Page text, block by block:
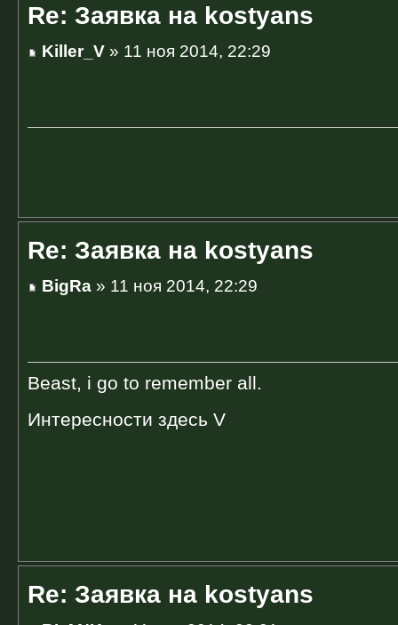
Re: Заявка на kostyans
Killer_V » 11 ноя 2014, 22:29
Re: Заявка на kostyans
BigRa » 11 ноя 2014, 22:29
Beast, i go to remember all.
Интересности здесь V
Re: Заявка на kostyans